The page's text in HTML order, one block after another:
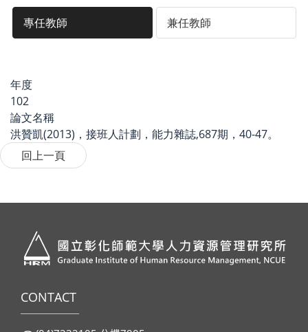
專任教師 兼任教師
年度
102
論文名稱
洪贊凱(2013)，接班人計劃，能力雜誌,687期，40-47。
CONTACT